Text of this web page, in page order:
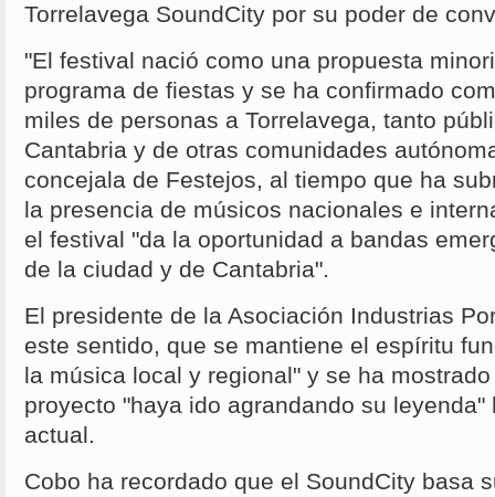
Torrelavega SoundCity por su poder de
"El festival nació como una propuesta
programa de fiestas y se ha confirmado
miles de personas a Torrelavega, tanto
Cantabria y de otras comunidades
concejala de Festejos, al tiempo que ha
la presencia de músicos nacionales e
el festival "da la oportunidad a bandas
de la ciudad y de Cantabria".
El presidente de la Asociación Industrias
este sentido, que se mantiene el espíritu
la música local y regional" y se ha
proyecto "haya ido agrandando su
actual.
Cobo ha recordado que el SoundCity basa